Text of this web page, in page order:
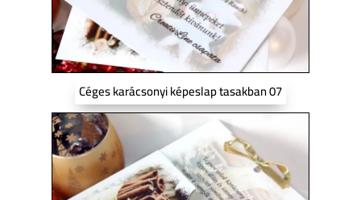
Céges karácsonyi képeslap tasakban 07